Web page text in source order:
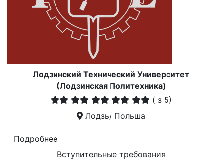
Лодзинский Технический Университет
(Лодзинская Политехника)
( з 5)
Лодзь/ Польша
Подробнее
Вступительные требования